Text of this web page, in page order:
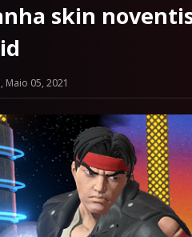
skin
Maio 05, 2021